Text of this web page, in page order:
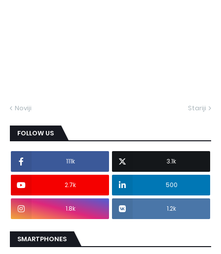
Noviji Stariji
FOLLOW US
111k 3.1k
2.7k 500
1.8k 1.2k
SMARTPHONES